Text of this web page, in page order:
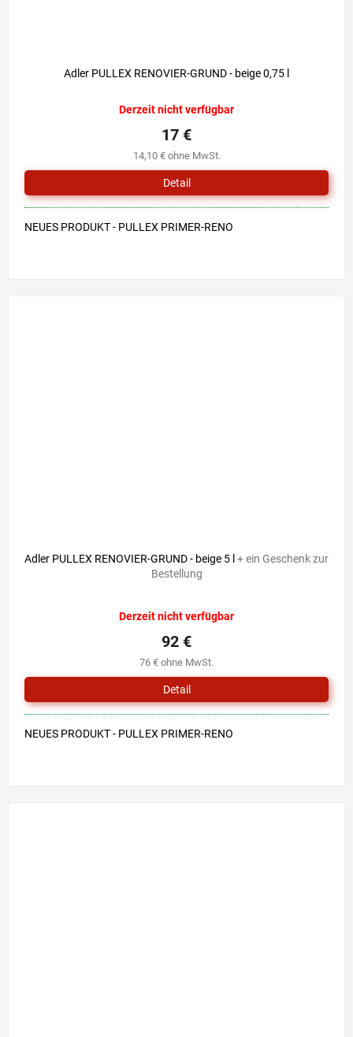
Adler PULLEX RENOVIER-GRUND - beige 0,75 l
Derzeit nicht verfügbar
14,10 € ohne MwSt.
17 €
Detail
NEUES PRODUKT - PULLEX PRIMER-RENO
Adler PULLEX RENOVIER-GRUND - beige 5 l + ein Geschenk zur
Bestellung
durchschnittliche
Produktbewertung
ist
5,0
von
5
Sternen.
Derzeit nicht verfügbar
76 € ohne MwSt.
92 €
Detail
NEUES PRODUKT - PULLEX PRIMER-RENO